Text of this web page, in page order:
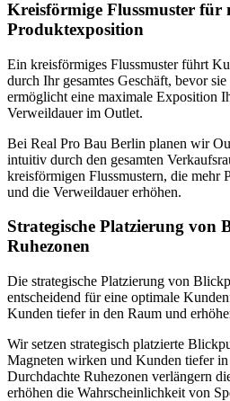
Kreisförmige Flussmuster für
Produktexposition
Ein kreisförmiges Flussmuster führt
durch Ihr gesamtes Geschäft, bevor
ermöglicht eine maximale Exposition
Verweildauer im Outlet.
Bei Real Pro Bau Berlin planen wir
intuitiv durch den gesamten
kreisförmigen Flussmustern, die mehr
und die Verweildauer erhöhen.
Strategische Platzierung von
Ruhezonen
Die strategische Platzierung von
entscheidend für eine optimale
Kunden tiefer in den Raum und
Wir setzen strategisch platzierte
Magneten wirken und Kunden tiefer in
Durchdachte Ruhezonen verlängern
erhöhen die Wahrscheinlichkeit von